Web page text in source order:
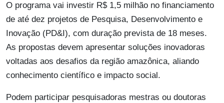
O programa vai investir R$ 1,5 milhão no financiamento
de até dez projetos de Pesquisa, Desenvolvimento e
Inovação (PD&I), com duração prevista de 18 meses.
As propostas devem apresentar soluções inovadoras
voltadas aos desafios da região amazônica, aliando
conhecimento científico e impacto social.
Podem participar pesquisadoras mestras ou doutoras